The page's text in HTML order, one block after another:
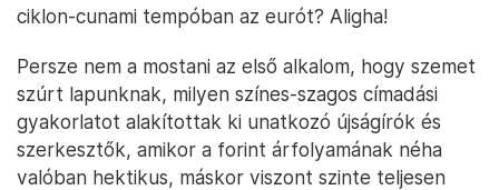
ciklon-cunami tempóban az eurót? Aligha!
Persze nem a mostani az első alkalom, hogy szemet
szúrt lapunknak, milyen színes-szagos címadási
gyakorlatot alakítottak ki unatkozó újságírók és
szerkesztők, amikor a forint árfolyamának néha
valóban hektikus, máskor viszont szinte teljesen